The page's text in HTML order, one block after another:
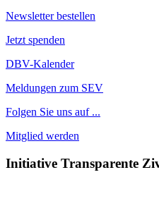
Newsletter bestellen
Jetzt spenden
DBV-Kalender
Meldungen zum SEV
Folgen Sie uns auf ...
Mitglied werden
Initiative Transparente